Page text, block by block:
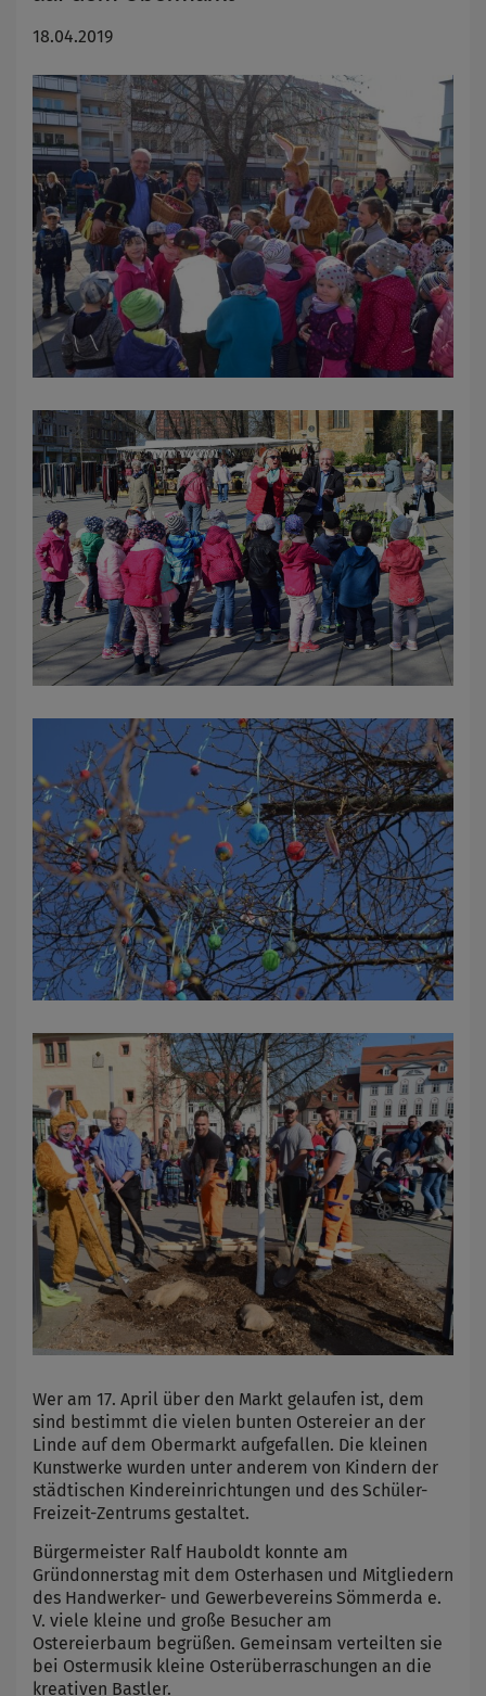
18.04.2019
Wer am 17. April über den Markt gelaufen ist, dem
sind bestimmt die vielen bunten Ostereier an der
Linde auf dem Obermarkt aufgefallen. Die kleinen
Kunstwerke wurden unter anderem von Kindern der
städtischen Kindereinrichtungen und des Schüler-
Freizeit-Zentrums gestaltet.
Bürgermeister Ralf Hauboldt konnte am
Gründonnerstag mit dem Osterhasen und Mitgliedern
des Handwerker- und Gewerbevereins Sömmerda e.
V. viele kleine und große Besucher am
Ostereierbaum begrüßen. Gemeinsam verteilten sie
bei Ostermusik kleine Osterüberraschungen an die
kreativen Bastler.